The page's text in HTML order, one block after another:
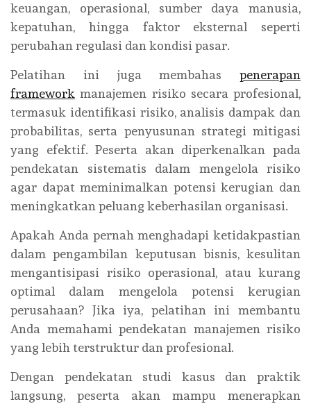
keuangan, operasional, sumber daya manusia,
kepatuhan, hingga faktor eksternal seperti
perubahan regulasi dan kondisi pasar.
Pelatihan ini juga membahas penerapan
framework manajemen risiko secara profesional,
termasuk identifikasi risiko, analisis dampak dan
probabilitas, serta penyusunan strategi mitigasi
yang efektif. Peserta akan diperkenalkan pada
pendekatan sistematis dalam mengelola risiko
agar dapat meminimalkan potensi kerugian dan
meningkatkan peluang keberhasilan organisasi.
Apakah Anda pernah menghadapi ketidakpastian
dalam pengambilan keputusan bisnis, kesulitan
mengantisipasi risiko operasional, atau kurang
optimal dalam mengelola potensi kerugian
perusahaan? Jika iya, pelatihan ini membantu
Anda memahami pendekatan manajemen risiko
yang lebih terstruktur dan profesional.
Dengan pendekatan studi kasus dan praktik
langsung, peserta akan mampu menerapkan